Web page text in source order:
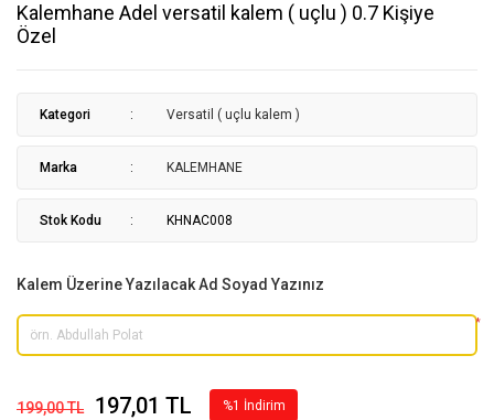
Kalemhane Adel versatil kalem ( uçlu ) 0.7 Kişiye
Özel
Kategori Versatil ( uçlu kalem )
Marka KALEMHANE
Stok Kodu KHNAC008
Kalem Üzerine Yazılacak Ad Soyad Yazınız
*
199,00 TL 197,01 TL %1 İndirim